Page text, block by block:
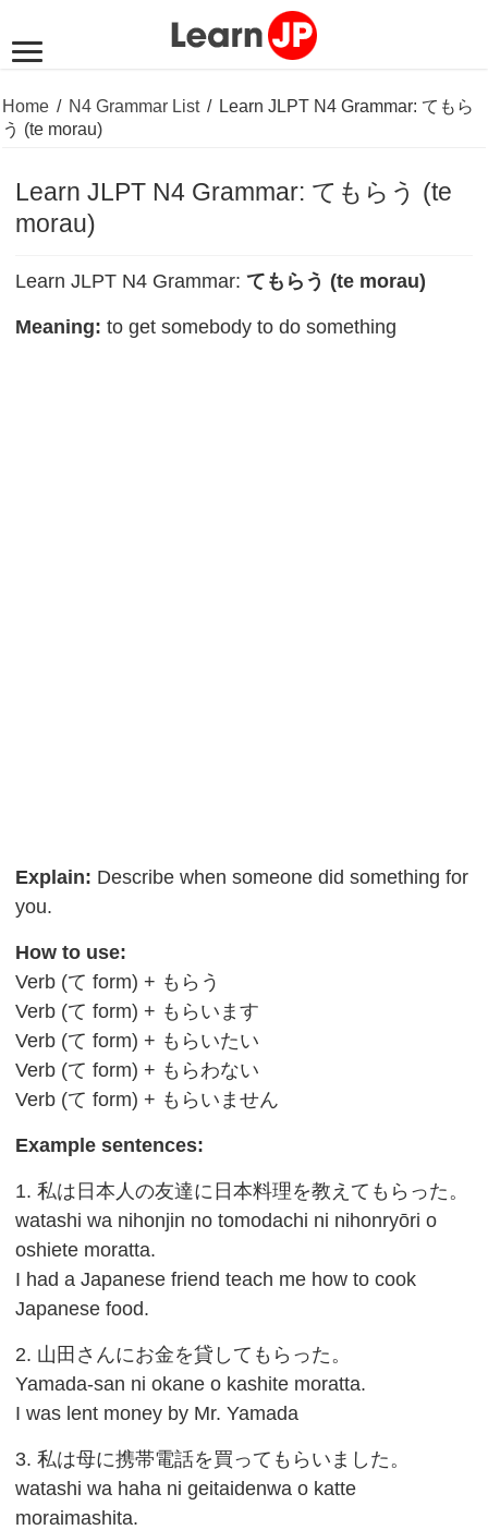
Home / N4 Grammar List / Learn JLPT N4 Grammar: てもら
う (te morau)
Learn JLPT N4 Grammar: てもらう (te
morau)
Learn JLPT N4 Grammar:てもらう (te morau)
Meaning: to get somebody to do something
Explain: Describe when someone did something for
you.
How to use:
Verb (て form) + もらう
Verb (て form) + もらいます
Verb (て form) + もらいたい
Verb (て form) + もらわない
Verb (て form) + もらいません
Example sentences:
1. 私は日本人の友達に日本料理を教えてもらった。
watashi wa nihonjin no tomodachi ni nihonryōri o
oshiete moratta.
I had a Japanese friend teach me how to cook
Japanese food.
2. 山田さんにお金を貸してもらった。
Yamada-san ni okane o kashite moratta.
I was lent money by Mr. Yamada
3. 私は母に携帯電話を買ってもらいました。
watashi wa haha ni geitaidenwa o katte
moraimashita.